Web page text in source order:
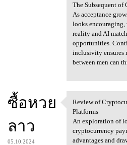
The Subsequent of
As acceptance
looks
reality and AI
opportunities.
inclusivity ensures
between men can
ซื้อหวย
ลาว
05.10.2024
Review of
Review of
Platforms
An exploration of
cryptocurrency
advantages and